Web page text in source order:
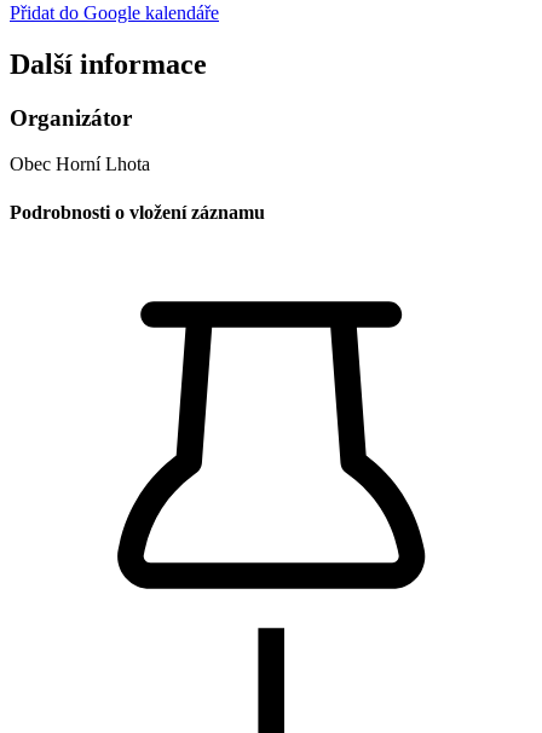
Přidat do Google kalendáře
Další informace
Organizátor
Obec Horní Lhota
Podrobnosti o vložení záznamu